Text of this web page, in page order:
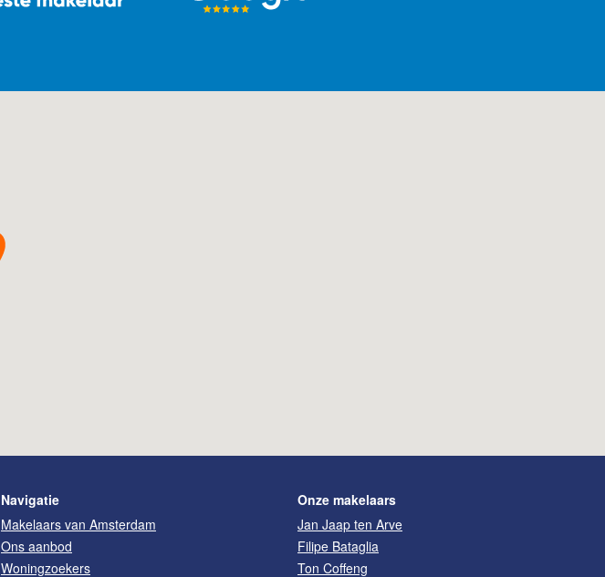
Navigatie
Makelaars van Amsterdam
Ons aanbod
Woningzoekers
Onze makelaars
Jan Jaap ten Arve
Filipe Bataglia
Ton Coffeng